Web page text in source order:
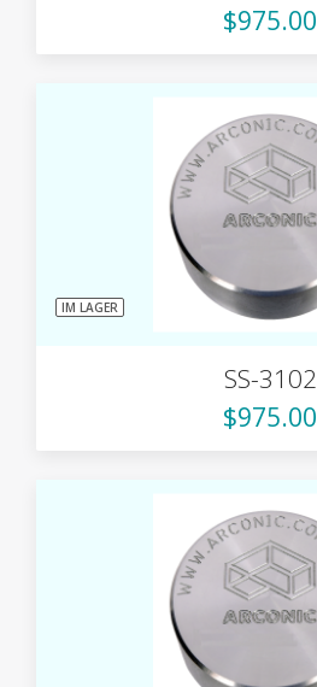
$975.00
IM LAGER
SS-3102
$975.00